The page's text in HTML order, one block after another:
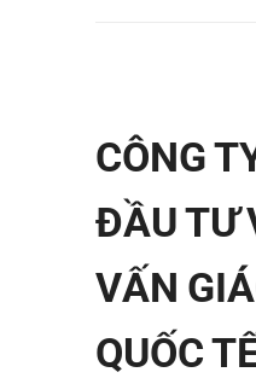
CÔNG
ĐẦU TƯ
VẤN
QUỐC